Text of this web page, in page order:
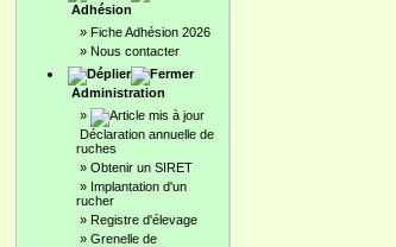
Adhésion
» Fiche Adhésion 2026
» Nous contacter
Administration
»
Déclaration annuelle de
ruches
» Obtenir un SIRET
» Implantation d'un
rucher
» Registre d'élevage
» Grenelle de